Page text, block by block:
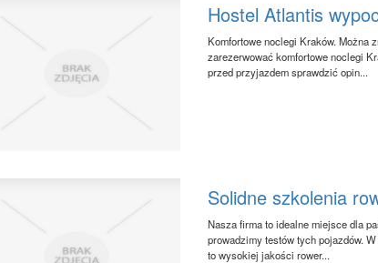
Hostel Atlantis
Komfortowe noclegi Kraków. Można
zarezerwować komfortowe noclegi
przed przyjazdem sprawdzić opin...
Solidne szkolenia
Nasza firma to idealne miejsce dla
prowadzimy testów tych pojazdów.
to wysokiej jakości rower...